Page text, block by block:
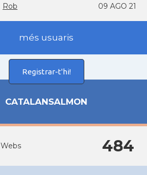
Rob 09 AGO 21
més usuaris
Registrar-t'hi!
CATALANSALMON
Webs 484